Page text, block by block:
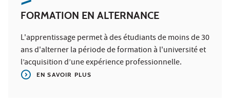
FORMATION EN ALTERNANCE
L'apprentissage permet à des étudiants de moins de 30
ans d'alterner la période de formation à l'université et
l’acquisition d’une expérience professionnelle.
EN SAVOIR PLUS